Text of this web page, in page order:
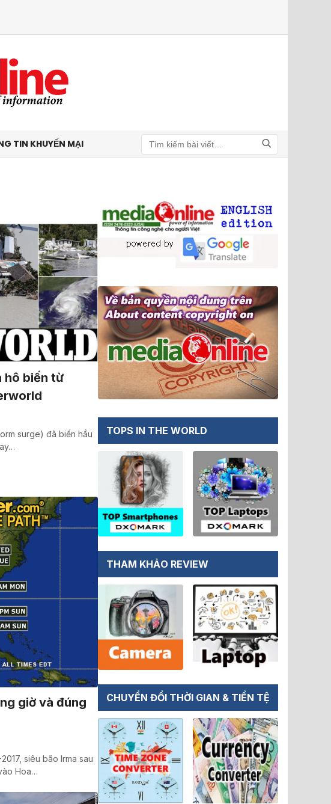
TIN KHUYẾN MẠI
Tìm kiếm
hô biến từ
surge) đã biến hầu
giờ và đúng
siêu bão Irma sau
Hoa…
TOPS IN THE WORLD
THAM KHẢO REVIEW
CHUYỂN ĐỔI THỜI GIAN & TIỀN TỆ